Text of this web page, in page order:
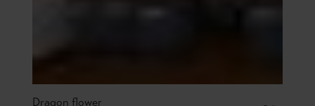
Dragon flower